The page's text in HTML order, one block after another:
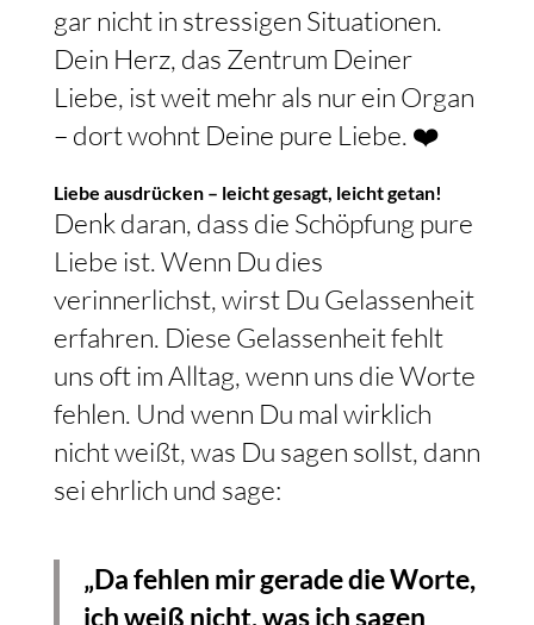
gar nicht in stressigen Situationen.
Dein Herz, das Zentrum Deiner
Liebe, ist weit mehr als nur ein Organ
– dort wohnt Deine pure Liebe. ❤️
Liebe ausdrücken – leicht gesagt, leicht getan!
Denk daran, dass die Schöpfung pure
Liebe ist. Wenn Du dies
verinnerlichst, wirst Du Gelassenheit
erfahren. Diese Gelassenheit fehlt
uns oft im Alltag, wenn uns die Worte
fehlen. Und wenn Du mal wirklich
nicht weißt, was Du sagen sollst, dann
sei ehrlich und sage:
„Da fehlen mir gerade die Worte,
ich weiß nicht, was ich sagen